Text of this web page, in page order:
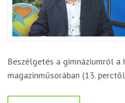
Beszélgetés a gimnáziumról
magazinműsorában (13.